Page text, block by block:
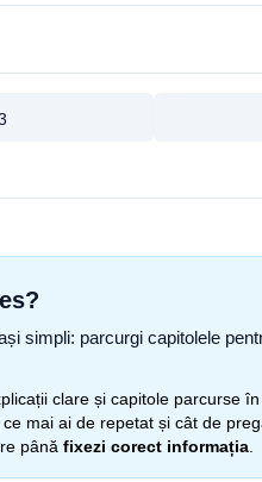
simpli: parcurgi capitolele
clare și capitole parcurse în
mai ai de repetat și cât de
până fixezi corect informația